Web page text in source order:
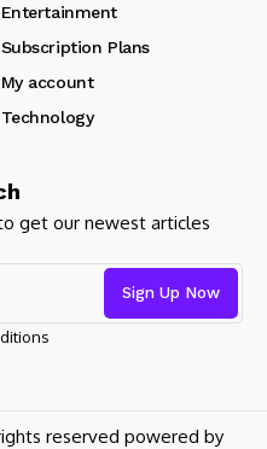
Entertainment
Subscription Plans
My account
Technology
get our newest articles
reserved powered by